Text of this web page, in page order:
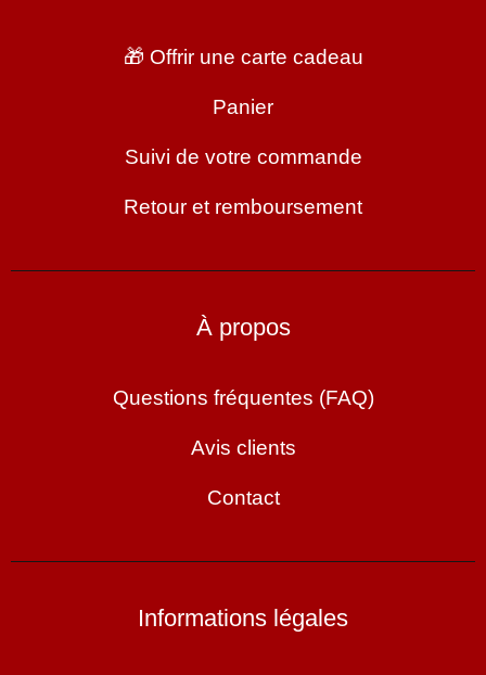
🎁 Offrir une carte cadeau
Panier
Suivi de votre commande
Retour et remboursement
À propos
Questions fréquentes (FAQ)
Avis clients
Contact
Informations légales